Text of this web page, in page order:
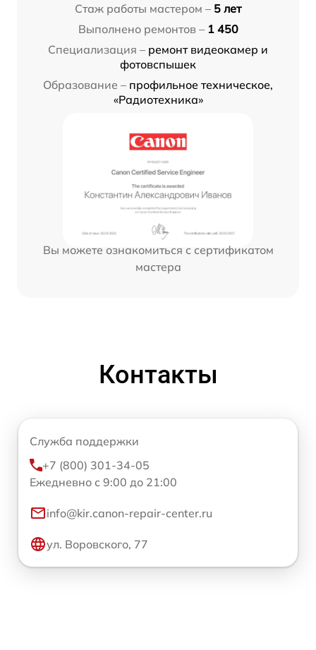
Стаж работы мастером – 5 лет
Выполнено ремонтов – 1 450
Специализация – ремонт видеокамер и
фотовспышек
Образование – профильное техническое,
«Радиотехника»
Вы можете ознакомиться с сертификатом
мастера
Контакты
Служба поддержки
+7 (800) 301-34-05
Ежедневно с 9:00 до 21:00
info@kir.canon-repair-center.ru
ул. Воровского, 77